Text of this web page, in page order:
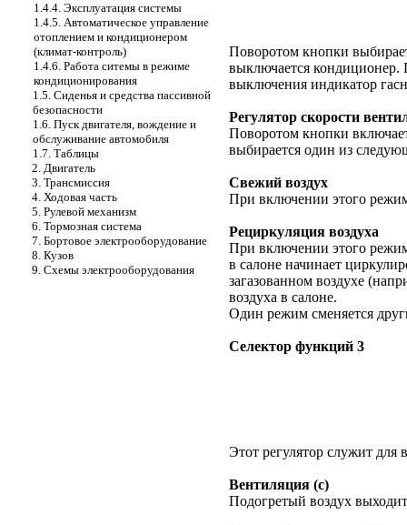
1.4.4. Эксплуатация системы
1.4.5. Автоматическое управление
отоплением и кондиционером
(климат-контроль)
1.4.6. Работа ситемы в режиме
кондиционирования
1.5. Сиденья и средства пассивной
безопасности
1.6. Пуск двигателя, вождение и
обслуживание автомобиля
1.7. Таблицы
2. Двигатель
3. Трансмиссия
4. Ходовая часть
5. Рулевой механизм
6. Тормозная система
7. Бортовое электрооборудование
8. Кузов
9. Схемы электрооборудования
Поворотом кнопки
выключается кондиционер.
выключения индикатор
Регулятор скорости
Поворотом кнопки
выбирается один из
Свежий воздух
При включении этого
Рециркуляция воздуха
При включении этого
в салоне начинает
загазованном воздухе
воздуха в салоне.
Один режим сменяется
Селектор функций 3
Этот регулятор служит
Вентиляция (с)
Подогретый воздух